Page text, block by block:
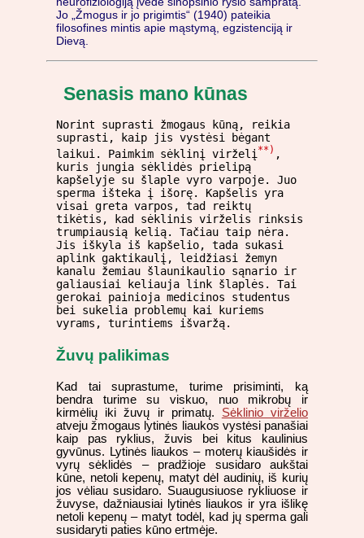
Jo „Žmogus ir jo prigimtis“ (1940) pateikia
filosofines mintis apie mąstymą, egzistenciją ir
Dievą.
Senasis mano kūnas
Norint suprasti žmogaus kūną, reikia
suprasti, kaip jis vystėsi bėgant
laikui. Paimkim sėklinį virželį **) ,
kuris jungia sėklidės prielipą
kapšelyje su šlaple vyro varpoje. Juo
sperma išteka į išorę. Kapšelis yra
visai greta varpos, tad reiktų
tikėtis, kad sėklinis virželis rinksis
trumpiausią kelią. Tačiau taip nėra.
Jis iškyla iš kapšelio, tada sukasi
aplink gaktikaulį, leidžiasi žemyn
kanalu žemiau šlaunikaulio sąnario ir
galiausiai keliauja link šlaplės. Tai
gerokai painioja medicinos studentus
bei sukelia problemų kai kuriems
vyrams, turintiems išvaržą.
Žuvų palikimas
Kad tai suprastume, turime prisiminti, ką
bendra turime su viskuo, nuo mikrobų ir
kirmėlių iki žuvų ir primatų. Sėklinio virželio
atveju žmogaus lytinės liaukos vystėsi panašiai
kaip pas ryklius, žuvis bei kitus kaulinius
gyvūnus. Lytinės liaukos – moterų kiaušidės ir
vyrų sėklidės – pradžioje susidaro aukštai
kūne, netoli kepenų, matyt dėl audinių, iš kurių
jos vėliau susidaro. Suaugusiuose rykliuose ir
žuvyse, dažniausiai lytinės liaukos ir yra išlikę
netoli kepenų – matyt todėl, kad jų sperma gali
susidaryti paties kūno ertmėje.